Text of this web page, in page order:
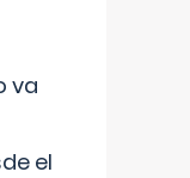
va
el